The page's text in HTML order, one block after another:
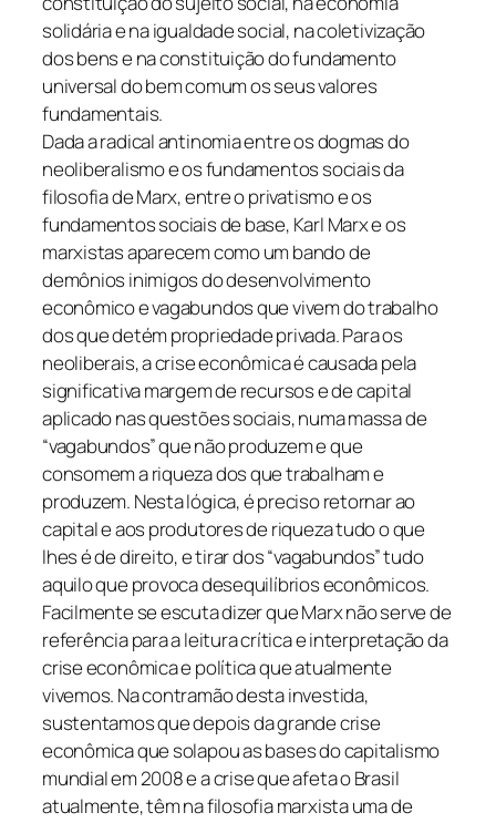
solidária e na igualdade social, na coletivização
dos bens e na constituição do fundamento
universal do bem comum os seus valores
fundamentais.
Dada a radical antinomia entre os dogmas do
neoliberalismo e os fundamentos sociais da
filosofia de Marx, entre o privatismo e os
fundamentos sociais de base, Karl Marx e os
marxistas aparecem como um bando de
demônios inimigos do desenvolvimento
econômico e vagabundos que vivem do trabalho
dos que detém propriedade privada. Para os
neoliberais, a crise econômica é causada pela
significativa margem de recursos e de capital
aplicado nas questões sociais, numa massa de
“vagabundos” que não produzem e que
consomem a riqueza dos que trabalham e
produzem. Nesta lógica, é preciso retornar ao
capital e aos produtores de riqueza tudo o que
lhes é de direito, e tirar dos “vagabundos” tudo
aquilo que provoca desequilíbrios econômicos.
Facilmente se escuta dizer que Marx não serve de
referência para a leitura crítica e interpretação da
crise econômica e política que atualmente
vivemos. Na contramão desta investida,
sustentamos que depois da grande crise
econômica que solapou as bases do capitalismo
mundial em 2008 e a crise que afeta o Brasil
atualmente, têm na filosofia marxista uma de